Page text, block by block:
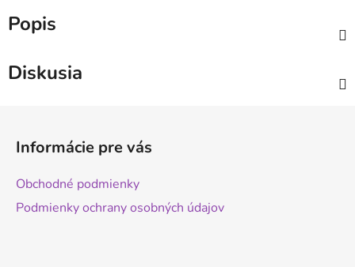
Popis
Diskusia
Informácie pre vás
Obchodné podmienky
Podmienky ochrany osobných údajov